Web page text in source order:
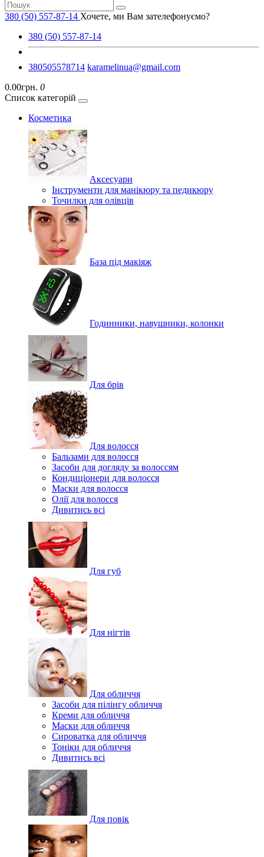
380 (50) 557-87-14 Хочете, ми Вам зателефонуємо?
380 (50) 557-87-14
380505578714 karamelinua@gmail.com
0.00грн. 0
Список категорій
Косметика
Аксесуари
Інструменти для манікюру та педикюру
Точилки для олівців
База під макіяж
Годинники, навушники, колонки
Для брів
Для волосся
Бальзами для волосся
Засоби для догляду за волоссям
Кондиціонери для волосся
Маски для волосся
Олії для волосся
Дивитись всі
Для губ
Для нігтів
Для обличчя
Засоби для пілінгу обличчя
Креми для обличчя
Маски для обличчя
Сироватка для обличчя
Тоніки для обличчя
Дивитись всі
Для повік